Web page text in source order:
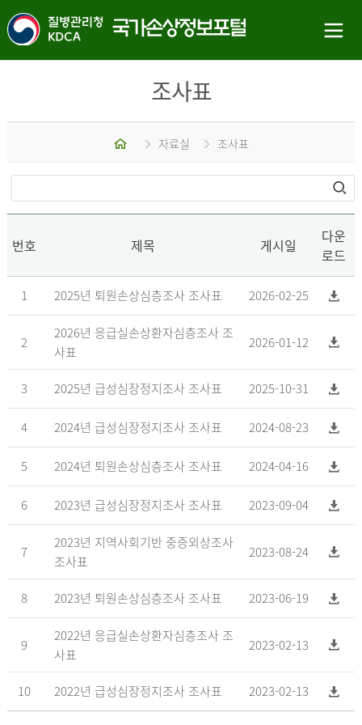
조사표
홈 자료실 조사표
번호 제목 게시일
다운
로드
1 2025년 퇴원손상심층조사 조사표 2026-02-25
2
2026년 응급실손상환자심층조사 조
사표
2026-01-12
3 2025년 급성심장정지조사 조사표 2025-10-31
4 2024년 급성심장정지조사 조사표 2024-08-23
5 2024년 퇴원손상심층조사 조사표 2024-04-16
6 2023년 급성심장정지조사 조사표 2023-09-04
7
2023년 지역사회기반 중증외상조사
조사표
2023-08-24
8 2023년 퇴원손상심층조사 조사표 2023-06-19
9
2022년 응급실손상환자심층조사 조
사표
2023-02-13
10 2022년 급성심장정지조사 조사표 2023-02-13